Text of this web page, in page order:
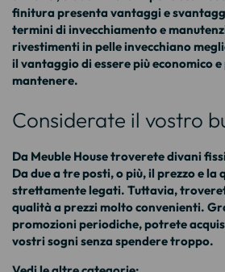
finitura presenta vantaggi e
termini di invecchiamento e
rivestimenti in pelle invecchiano
il vantaggio di essere più economico
mantenere.
Considerate il vostro
Da Meuble House troverete divani
Da due a tre posti, o più, il prezzo e
strettamente legati. Tuttavia,
qualità a prezzi molto convenienti.
promozioni periodiche, potrete
vostri sogni senza spendere troppo.